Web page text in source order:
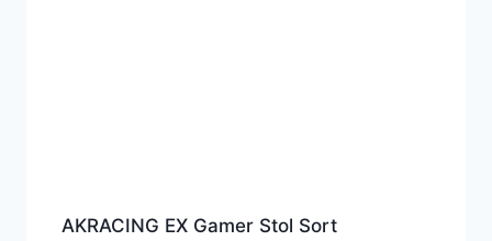
AKRACING EX Gamer Stol Sort